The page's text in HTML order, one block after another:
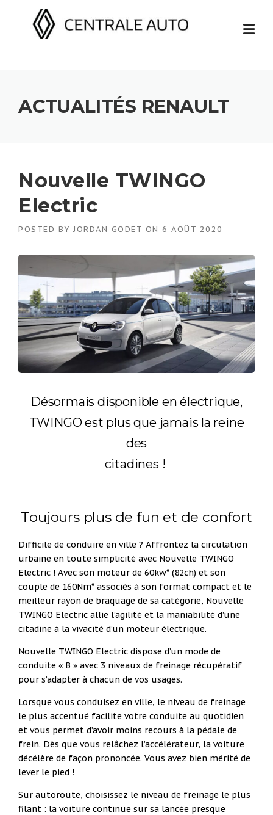
ACTUALITÉS RENAULT
Nouvelle TWINGO
Electric
POSTED BYJORDAN GODET ON 6 AOÛT 2020
Désormais disponible en électrique,
TWINGO est plus que jamais la reine
des
citadines !
Toujours plus de fun et de confort
Difficile de conduire en ville ? Affrontez la circulation
urbaine en toute simplicité avec Nouvelle TWINGO
Electric ! Avec son moteur de 60kw* (82ch) et son
couple de 160Nm* associés à son format compact et le
meilleur rayon de braquage de sa catégorie, Nouvelle
TWINGO Electric allie l’agilité et la maniabilité d’une
citadine à la vivacité d’un moteur électrique.
Nouvelle TWINGO Electric dispose d’un mode de
conduite « B » avec 3 niveaux de freinage récupératif
pour s’adapter à chacun de vos usages.
Lorsque vous conduisez en ville, le niveau de freinage
le plus accentué facilite votre conduite au quotidien
et vous permet d’avoir moins recours à la pédale de
frein. Dès que vous relâchez l’accélérateur, la voiture
décélère de façon prononcée. Vous avez bien mérité de
lever le pied !
Sur autoroute, choisissez le niveau de freinage le plus
filant : la voiture continue sur sa lancée presque